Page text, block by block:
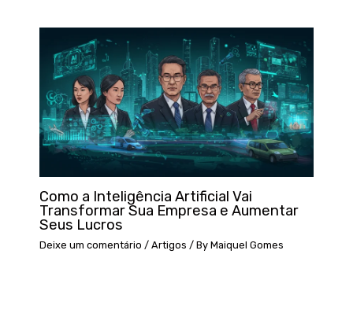
Como a Inteligência Artificial Vai
Transformar Sua Empresa e Aumentar
Seus Lucros
Deixe um comentário / Artigos / By Maiquel Gomes